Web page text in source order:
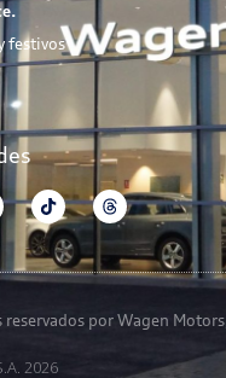
festivos
por Wagen
2026